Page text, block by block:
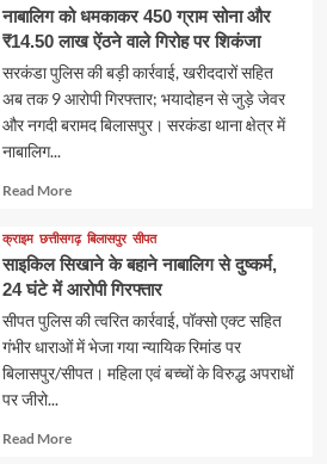
नाबालिग को धमकाकर 450 ग्राम सोना और
₹14.50 लाख ऐंठने वाले गिरोह पर शिकंजा
सरकंडा पुलिस की बड़ी कार्रवाई, खरीददारों सहित
अब तक 9 आरोपी गिरफ्तार; भयादोहन से जुड़े जेवर
और नगदी बरामद बिलासपुर। सरकंडा थाना क्षेत्र में
नाबालिग...
Read MoreRead
about
क्राइम छत्तीसगढ़ बिलासपुर सीपत
साइकिल सिखाने के बहाने नाबालिग से दुष्कर्म,
24 घंटे में आरोपी गिरफ्तार
सीपत पुलिस की त्वरित कार्रवाई, पॉक्सो एक्ट सहित
गंभीर धाराओं में भेजा गया न्यायिक रिमांड पर
बिलासपुर/सीपत। महिला एवं बच्चों के विरुद्ध अपराधों
पर जीरो...
Read MoreRead